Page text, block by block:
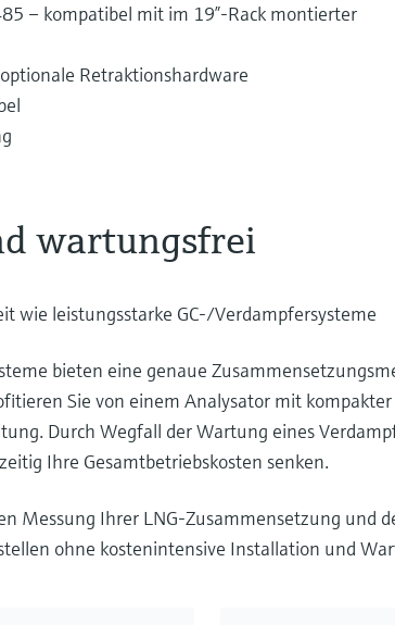
– kompatibel mit im 19”-Rack montierter
Retraktionshardware
wartungsfrei
wie leistungsstarke GC-/Verdampfersysteme
bieten eine genaue
Sie von einem Analysator mit
Durch Wegfall der Wartung eines
Ihre Gesamtbetriebskosten senken.
Messung Ihrer LNG-Zusammensetzung und
ohne kostenintensive Installation und